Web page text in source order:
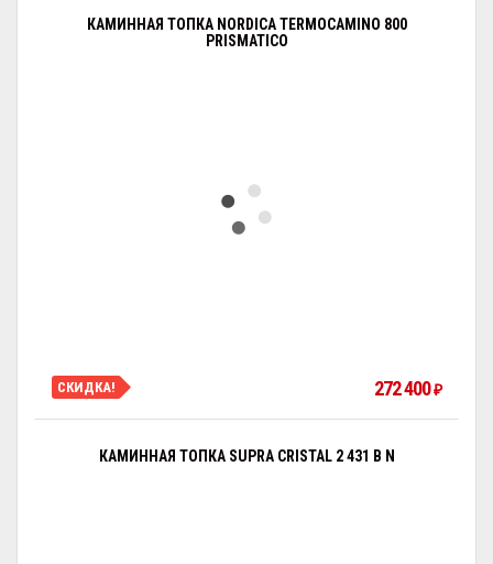
КАМИННАЯ ТОПКА NORDICA TERMOCAMINO 800
PRISMATICO
СКИДКА! 272 400₽
КАМИННАЯ ТОПКА SUPRA CRISTAL 2 431 B N